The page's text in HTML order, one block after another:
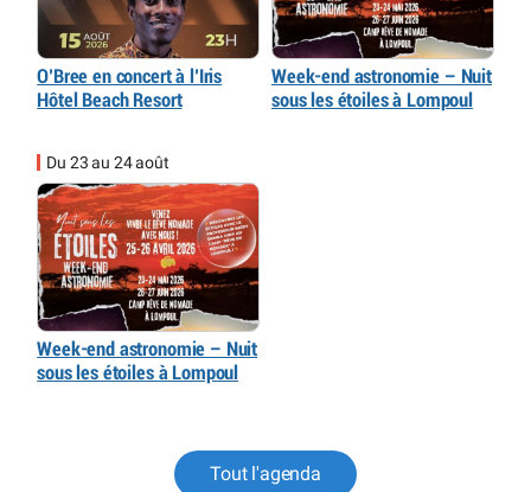
O’Bree en concert à l’Iris
Hôtel Beach Resort
Week-end astronomie – Nuit
sous les étoiles à Lompoul
Du 23 au 24 août
Week-end astronomie – Nuit
sous les étoiles à Lompoul
Tout l'agenda